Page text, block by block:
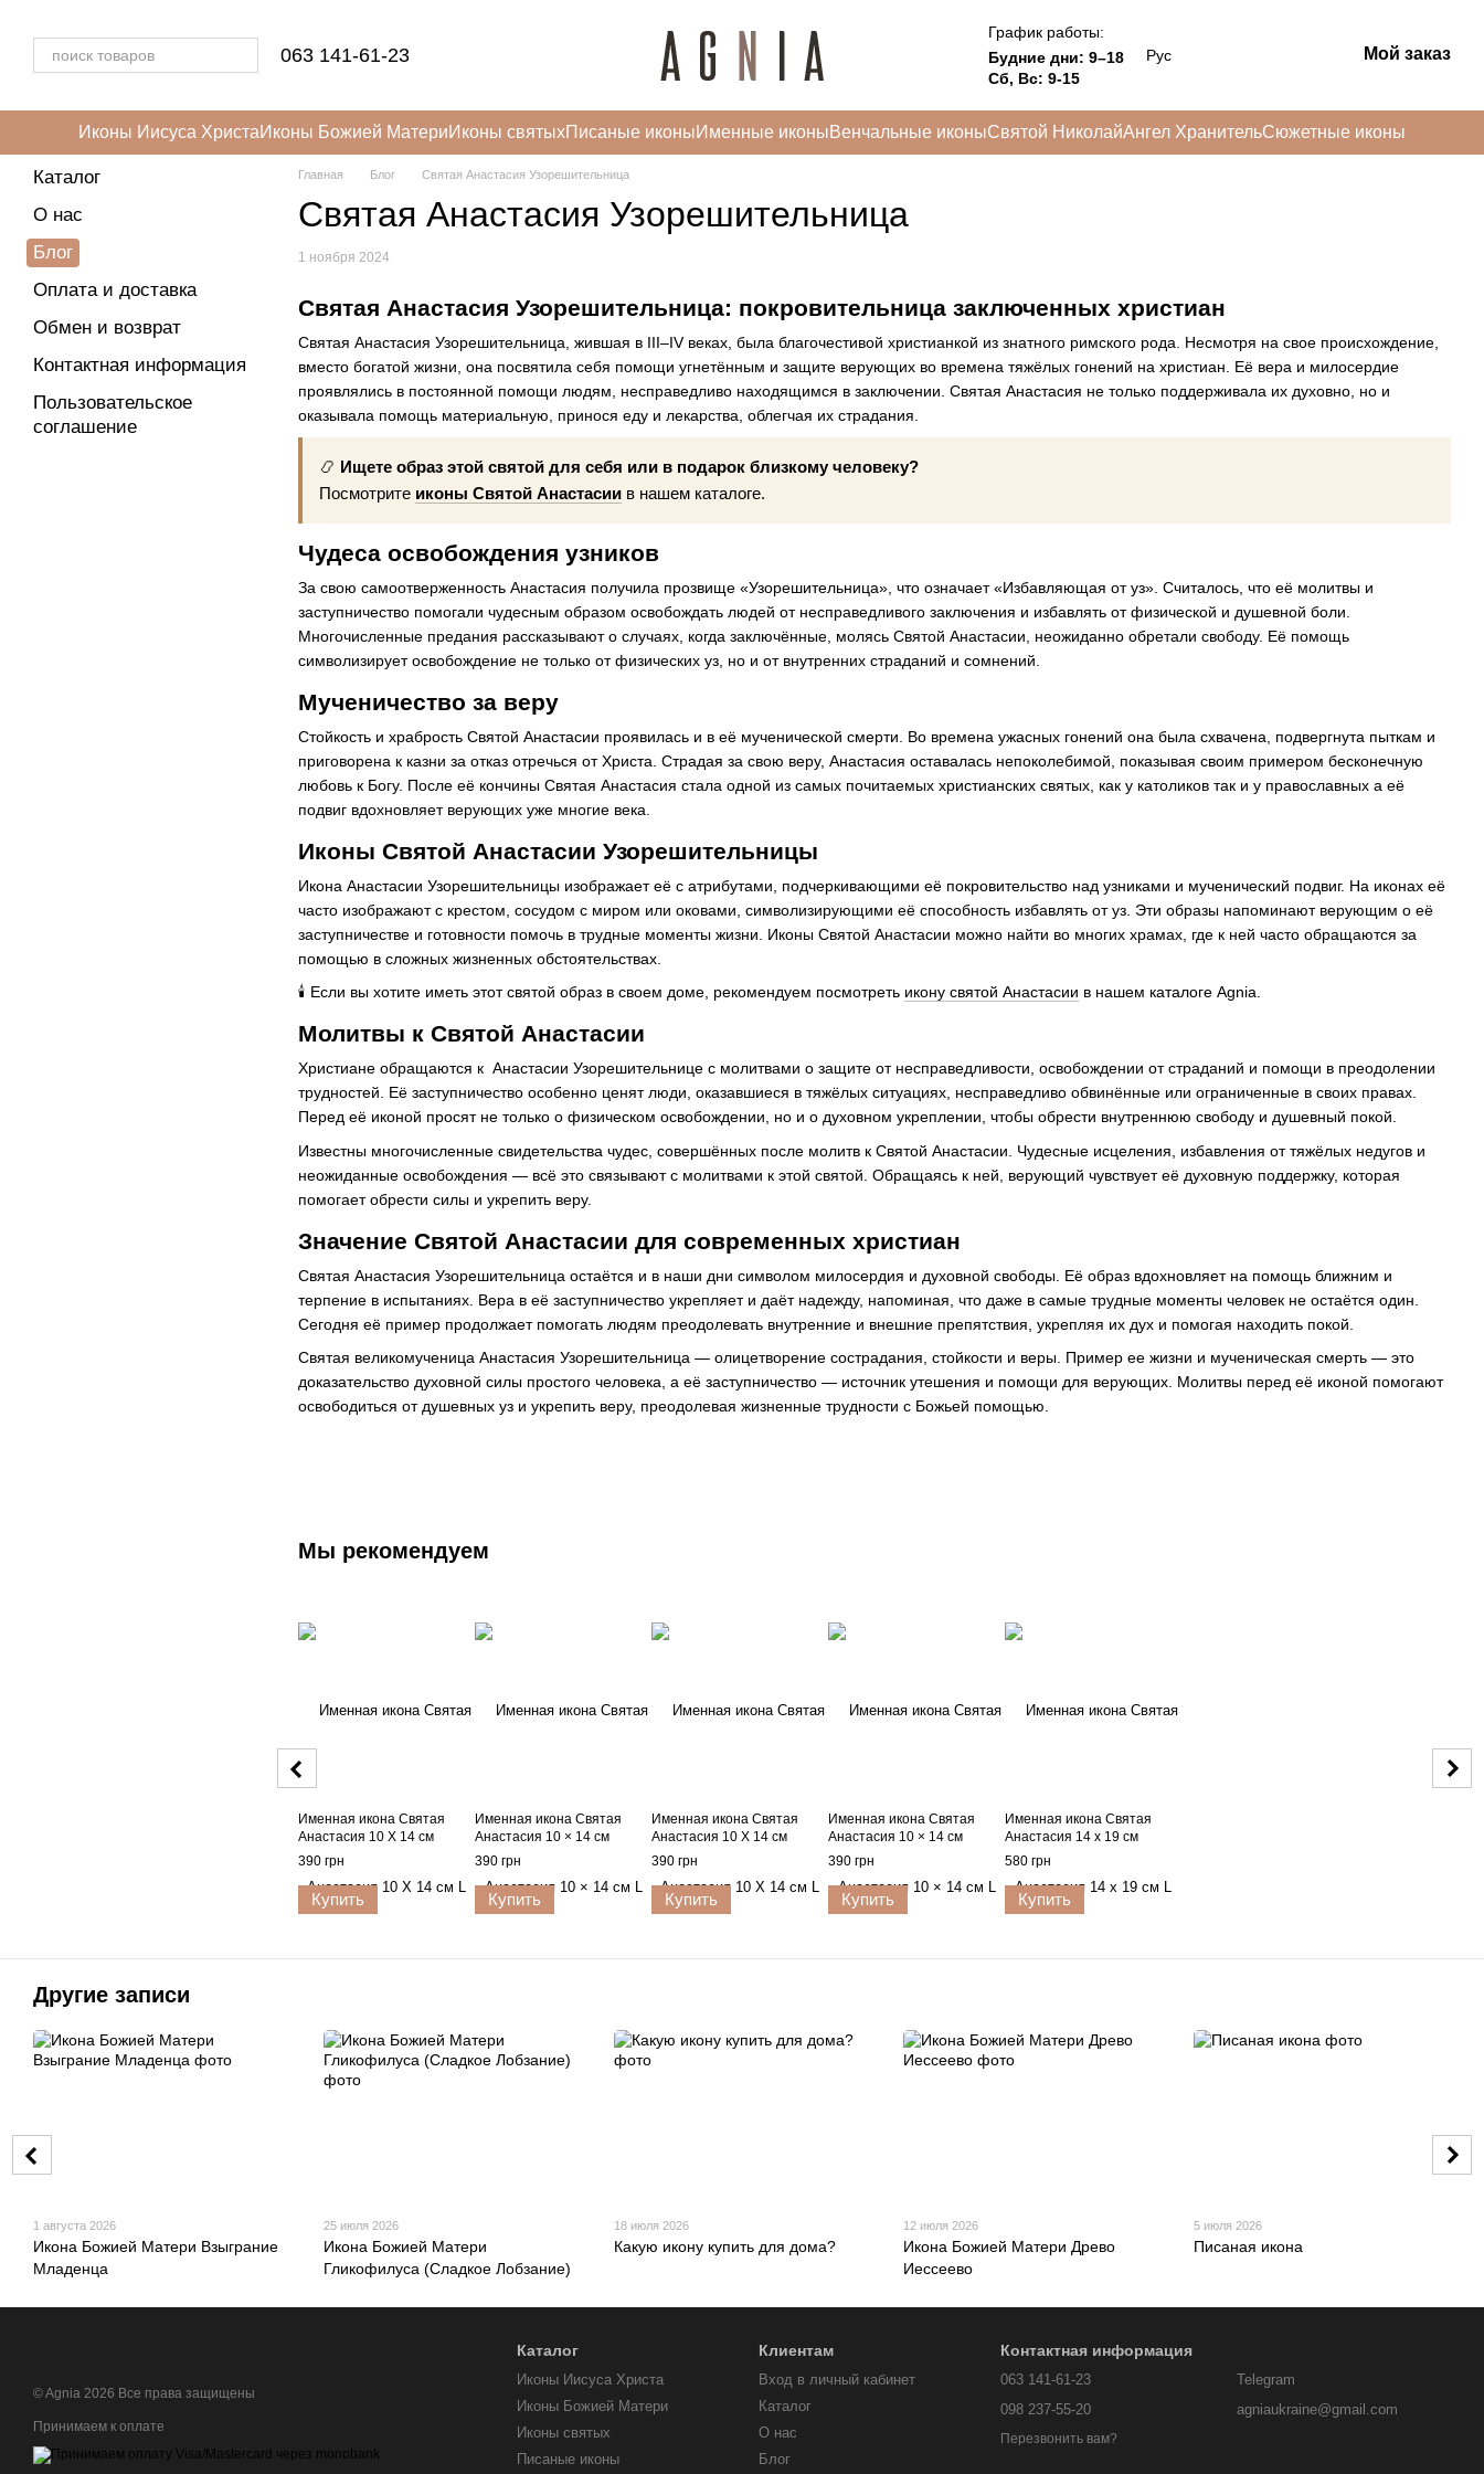
063 141-61-23
График работы:
Будние дни: 9–18
Сб, Вс: 9-15
Рус Мой заказ
Иконы Иисуса ХристаИконы Божией МатериИконы святыхПисаные иконыИменные иконыВенчальные иконыСвятой НиколайАнгел ХранительСюжетные иконы
Главная Блог Святая Анастасия Узорешительница
Святая Анастасия Узорешительница
1 ноября 2024
Святая Анастасия Узорешительница: покровительница заключенных христиан
Святая Анастасия Узорешительница, жившая в III–IV веках, была благочестивой христианкой из знатного римского рода. Несмотря на свое происхождение,
вместо богатой жизни, она посвятила себя помощи угнетённым и защите верующих во времена тяжёлых гонений на христиан. Её вера и милосердие
проявлялись в постоянной помощи людям, несправедливо находящимся в заключении. Святая Анастасия не только поддерживала их духовно, но и
оказывала помощь материальную, принося еду и лекарства, облегчая их страдания.
📿 Ищете образ этой святой для себя или в подарок близкому человеку?
Посмотрите иконы Святой Анастасии в нашем каталоге.
Чудеса освобождения узников
За свою самоотверженность Анастасия получила прозвище «Узорешительница», что означает «Избавляющая от уз». Считалось, что её молитвы и
заступничество помогали чудесным образом освобождать людей от несправедливого заключения и избавлять от физической и душевной боли.
Многочисленные предания рассказывают о случаях, когда заключённые, молясь Святой Анастасии, неожиданно обретали свободу. Её помощь
символизирует освобождение не только от физических уз, но и от внутренних страданий и сомнений.
Мученичество за веру
Стойкость и храбрость Святой Анастасии проявилась и в её мученической смерти. Во времена ужасных гонений она была схвачена, подвергнута пыткам и
приговорена к казни за отказ отречься от Христа. Страдая за свою веру, Анастасия оставалась непоколебимой, показывая своим примером бесконечную
любовь к Богу. После её кончины Святая Анастасия стала одной из самых почитаемых христианских святых, как у католиков так и у православных а её
подвиг вдохновляет верующих уже многие века.
Иконы Святой Анастасии Узорешительницы
Икона Анастасии Узорешительницы изображает её с атрибутами, подчеркивающими её покровительство над узниками и мученический подвиг. На иконах её
часто изображают с крестом, сосудом с миром или оковами, символизирующими её способность избавлять от уз. Эти образы напоминают верующим о её
заступничестве и готовности помочь в трудные моменты жизни. Иконы Святой Анастасии можно найти во многих храмах, где к ней часто обращаются за
помощью в сложных жизненных обстоятельствах.
🕯️ Если вы хотите иметь этот святой образ в своем доме, рекомендуем посмотреть икону святой Анастасии в нашем каталоге Agnia.
Молитвы к Святой Анастасии
Христиане обращаются к Анастасии Узорешительнице с молитвами о защите от несправедливости, освобождении от страданий и помощи в преодолении
трудностей. Её заступничество особенно ценят люди, оказавшиеся в тяжёлых ситуациях, несправедливо обвинённые или ограниченные в своих правах.
Перед её иконой просят не только о физическом освобождении, но и о духовном укреплении, чтобы обрести внутреннюю свободу и душевный покой.
Известны многочисленные свидетельства чудес, совершённых после молитв к Святой Анастасии. Чудесные исцеления, избавления от тяжёлых недугов и
неожиданные освобождения — всё это связывают с молитвами к этой святой. Обращаясь к ней, верующий чувствует её духовную поддержку, которая
помогает обрести силы и укрепить веру.
Значение Святой Анастасии для современных христиан
Святая Анастасия Узорешительница остаётся и в наши дни символом милосердия и духовной свободы. Её образ вдохновляет на помощь ближним и
терпение в испытаниях. Вера в её заступничество укрепляет и даёт надежду, напоминая, что даже в самые трудные моменты человек не остаётся один.
Сегодня её пример продолжает помогать людям преодолевать внутренние и внешние препятствия, укрепляя их дух и помогая находить покой.
Святая великомученица Анастасия Узорешительница — олицетворение сострадания, стойкости и веры. Пример ее жизни и мученическая смерть — это
доказательство духовной силы простого человека, а её заступничество — источник утешения и помощи для верующих. Молитвы перед её иконой помогают
освободиться от душевных уз и укрепить веру, преодолевая жизненные трудности с Божьей помощью.
Мы рекомендуем
Именная икона Святая
Анастасия 10 Х 14 см
390 грн
Купить
Именная икона Святая
Анастасия 10 × 14 см
390 грн
Купить
Именная икона Святая
Анастасия 10 Х 14 см
390 грн
Купить
Именная икона Святая
Анастасия 10 × 14 см
390 грн
Купить
Именная икона Святая
Анастасия 14 x 19 см
580 грн
Купить
Каталог
О нас
Блог
Оплата и доставка
Обмен и возврат
Контактная информация
Пользовательское
соглашение
Другие записи
1 августа 2026
Икона Божией Матери Взыграние
Младенца
25 июля 2026
Икона Божией Матери
Гликофилуса (Сладкое Лобзание)
18 июля 2026
Какую икону купить для дома?
12 июля 2026
Икона Божией Матери Древо
Иессеево
5 июля 2026
Писаная икона
© Agnia 2026 Все права защищены
Принимаем к оплате
Каталог
Иконы Иисуса Христа
Иконы Божией Матери
Иконы святых
Писаные иконы
Клиентам
Вход в личный кабинет
Каталог
О нас
Блог
Контактная информация
063 141-61-23
098 237-55-20
Перезвонить вам?
Telegram
agniaukraine@gmail.com